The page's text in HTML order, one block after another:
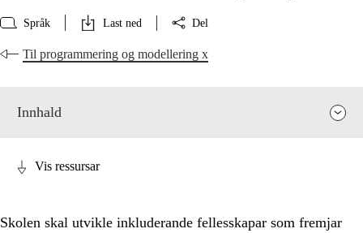
Språk Last ned Del
Til programmering og modellering x
Innhald
Vis ressursar
Skolen skal utvikle inkluderande fellesskapar som fremjar